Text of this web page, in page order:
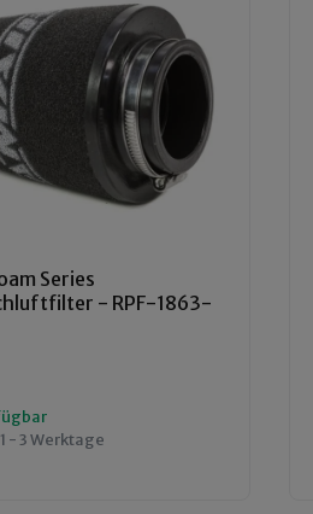
Series
- RPF-1863-
1 - 3 Werktage